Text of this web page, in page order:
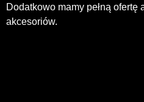
Dodatkowo mamy pełną
akcesoriów.